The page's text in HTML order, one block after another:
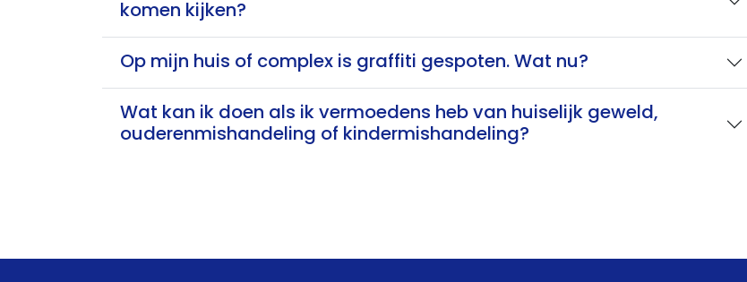
komen kijken?
Op mijn huis of complex is graffiti gespoten. Wat nu?
Wat kan ik doen als ik vermoedens heb van huiselijk geweld,
ouderenmishandeling of kindermishandeling?